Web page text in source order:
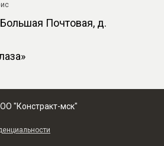
Почтовая, д.
"Констракт-мск"